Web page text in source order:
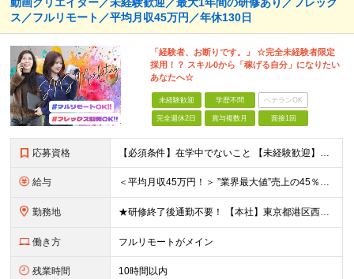
ス／フルリモート／平均月収45万円／年休130日
「経験者、お断りです。」 ☆完全未経験者限定
採用！？ スキル0から「稼げる自分」になりたい
あなたへ☆
未経験歓迎 学歴不問 ベテランOK
完全週休2日 賞与複数月 面接1回
応募資格 【必須条件】在学中でないこと 【未経験歓迎】学歴不問／職種未経験／業種未経験／第二新卒／ブランクOK ★未経験歓迎 ★第二新卒歓迎 ★異業種からの入社メンバー95％以上 ★学歴・経験不問 ★主夫・主
給与 ＜平均月収45万円！＞ ”業界最大値”売上の45％以上をそのまま支給。 ■研修期間後 月給25万円～75万円＋各種インセンティブ □研修期間 月給23.5万円＋PRインセンティブ（売上の45％還元
勤務地 ★研修終了後通勤不要！ 【本社】東京都港区西麻布1-2-14デュオ・スカーラ西麻布タワーウエスト 602号室 【品川支社】東京都品川区西五反田5-23-3BLOCKS目黒不動前3階 【大阪支社】大阪
働き方 フルリモートがメイン
残業時間 10時間以内